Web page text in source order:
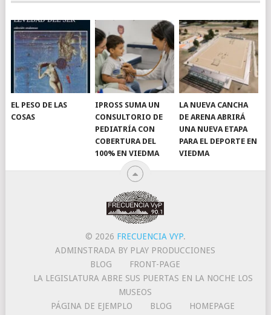
EL PESO DE LAS
COSAS
IPROSS SUMA UN
CONSULTORIO DE
PEDIATRÍA CON
COBERTURA DEL
100% EN VIEDMA
LA NUEVA CANCHA
DE ARENA ABRIRÁ
UNA NUEVA ETAPA
PARA EL DEPORTE EN
VIEDMA
© 2026 FRECUENCIA VYP.
ADMINSTRADA BY PLAY PRODUCCIONES
BLOG
FRONT-PAGE
LA LEGISLATURA ABRE SUS PUERTAS EN LA NOCHE LOS
MUSEOS
PÁGINA DE EJEMPLO
BLOG HOMEPAGE